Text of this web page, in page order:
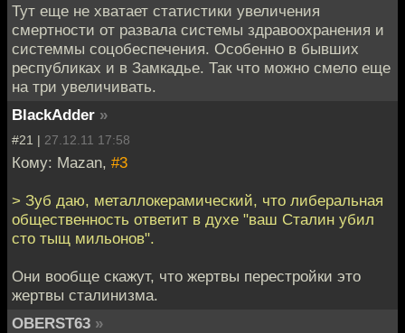
Тут еще не хватает статистики увеличения
смертности от развала системы здравоохранения и
системмы соцобеспечения. Особенно в бывших
республиках и в Замкадье. Так что можно смело еще
на три увеличивать.
BlackAdder »
#21 | 27.12.11 17:58
Кому: Mazan, #3
> Зуб даю, металлокерамический, что либеральная
общественность ответит в духе "ваш Сталин убил
сто тыщ мильонов".
Они вообще скажут, что жертвы перестройки это
жертвы сталинизма.
OBERST63 »